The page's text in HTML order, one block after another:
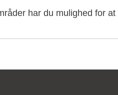
har du mulighed for